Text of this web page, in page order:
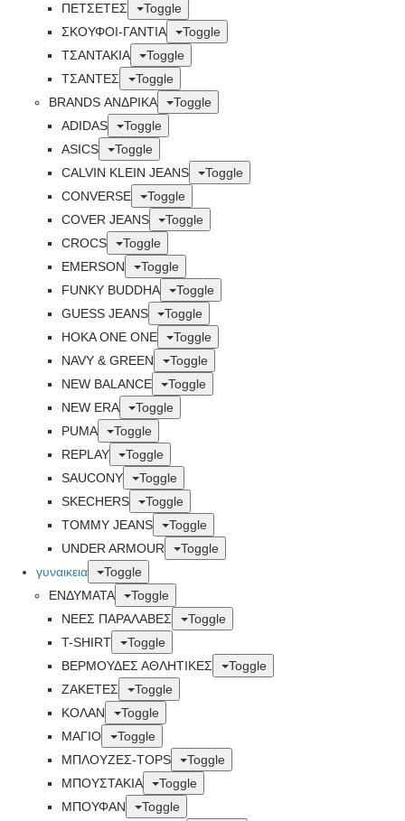
ΠΕΤΣΈΤΕΣ
Toggle
ΣΚΟΥΦΟΙ-ΓΑΝΤΙΑ
Toggle
ΤΣΑΝΤΑΚΙΑ
Toggle
ΤΣΑΝΤΕΣ
Toggle
BRANDS ΑΝΔΡΙΚΆ
Toggle
ADIDAS
Toggle
ASICS
Toggle
CALVIN KLEIN JEANS
Toggle
CONVERSE
Toggle
COVER JEANS
Toggle
CROCS
Toggle
EMERSON
Toggle
FUNKY BUDDHA
Toggle
GUESS JEANS
Toggle
HOKA ONE ONE
Toggle
NAVY & GREEN
Toggle
NEW BALANCE
Toggle
NEW ERA
Toggle
PUMA
Toggle
REPLAY
Toggle
SAUCONY
Toggle
SKECHERS
Toggle
TOMMY JEANS
Toggle
UNDER ARMOUR
Toggle
γυναικεια
Toggle
ΕΝΔΥΜΑΤΑ
Toggle
ΝΕΕΣ ΠΑΡΑΛΑΒΕΣ
Toggle
T-SHIRT
Toggle
ΒΕΡΜΟΥΔΕΣ ΑΘΛΗΤΙΚΕΣ
Toggle
ΖΑΚΕΤΕΣ
Toggle
ΚΟΛΑΝ
Toggle
ΜΑΓΙΟ
Toggle
ΜΠΛΟΥΖΕΣ-TOPS
Toggle
ΜΠΟΥΣΤΑΚΙΑ
Toggle
ΜΠΟΥΦΑΝ
Toggle